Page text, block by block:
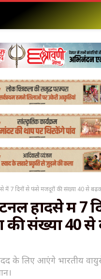
में 7 दिनों से फंसे मजदूरों की संख्या 40 से
हादसे में 7
की संख्या 40
के लिए आएंगे भारतीय